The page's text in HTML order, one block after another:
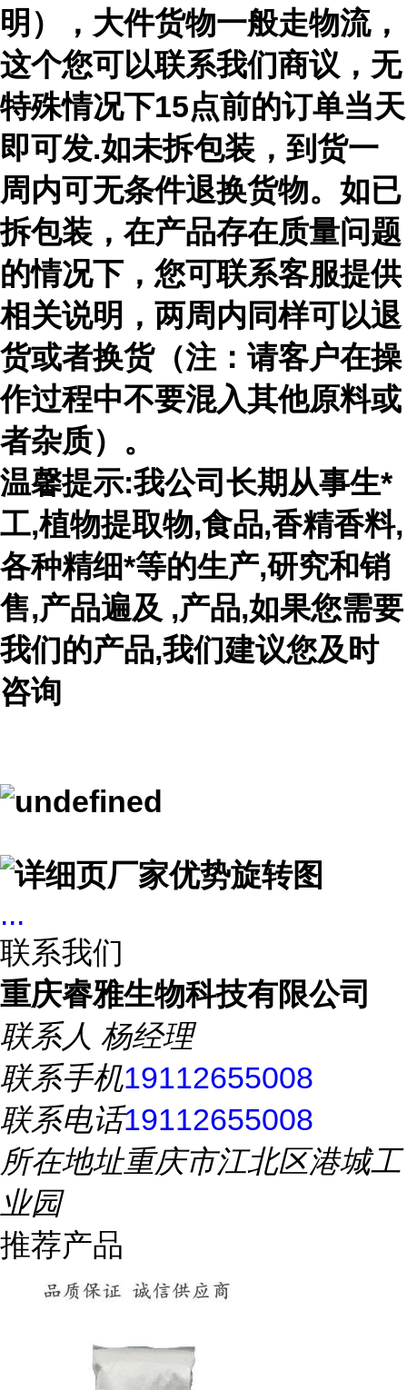
明），大件货物一般走物流，
这个您可以联系我们商议，无
特殊情况下15点前的订单当天
即可发.如未拆包装，到货一
周内可无条件退换货物。如已
拆包装，在产品存在质量问题
的情况下，您可联系客服提供
相关说明，两周内同样可以退
货或者换货（注：请客户在操
作过程中不要混入其他原料或
者杂质）。
温馨提示:我公司长期从事生*
工,植物提取物,食品,香精香料,
各种精细*等的生产,研究和销
售,产品遍及 ,产品,如果您需要
我们的产品,我们建议您及时
咨询
...
联系我们
重庆睿雅生物科技有限公司
联系人 杨经理
联系手机19112655008
联系电话19112655008
所在地址重庆市江北区港城工
业园
推荐产品